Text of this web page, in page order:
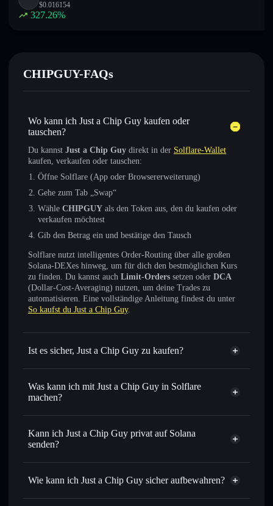
$0.016154
327.26%
CHIPGUY-FAQs
Wo kann ich Just a Chip Guy kaufen oder
tauschen?
Du kannst Just a Chip Guy direkt in der Solflare-Wallet
kaufen, verkaufen oder tauschen:
Öffne Solflare (App oder Browsererweiterung)
Gehe zum Tab „Swap“
Wähle CHIPGUY als den Token aus, den du kaufen oder
verkaufen möchtest
Gib den Betrag ein und bestätige den Tausch
Solflare nutzt intelligentes Order-Routing über alle großen
Solana-DEXes hinweg, um für dich den bestmöglichen Kurs
zu finden. Du kannst auch Limit-Orders setzen oder DCA
(Dollar-Cost-Averaging) nutzen, um deine Trades zu
automatisieren. Eine vollständige Anleitung findest du unter
So kaufst du Just a Chip Guy.
Ist es sicher, Just a Chip Guy zu kaufen?
Just a Chip Guy
nicht
Was kann ich mit Just a Chip Guy in Solflare
machen?
Just a Chip Guy
Solflare-Wallet
Sofort tauschen– handle CHIPGUY gegen SOL, USDC
oder Tausende anderer Solana-Tokens mit intelligentem
Zielkurs für CHIPGUY
Durchschnittskosteneffekt nutzen– Schritt für Schritt
Kann ich Just a Chip Guy privat auf Solana
senden?
Privacy
Wie kann ich Just a Chip Guy sicher aufbewahren?
Just a Chip Guy